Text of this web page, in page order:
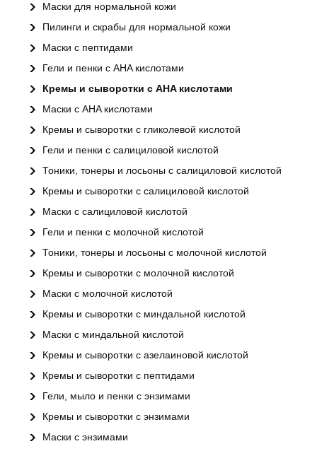
Маски для нормальной кожи
Пилинги и скрабы для нормальной кожи
Маски с пептидами
Гели и пенки с AHA кислотами
Кремы и сыворотки с AHA кислотами
Маски с AHA кислотами
Кремы и сыворотки с гликолевой кислотой
Гели и пенки с салициловой кислотой
Тоники, тонеры и лосьоны с салициловой кислотой
Кремы и сыворотки с салициловой кислотой
Маски с салициловой кислотой
Гели и пенки с молочной кислотой
Тоники, тонеры и лосьоны с молочной кислотой
Кремы и сыворотки с молочной кислотой
Маски с молочной кислотой
Кремы и сыворотки с миндальной кислотой
Маски с миндальной кислотой
Кремы и сыворотки с азелаиновой кислотой
Кремы и сыворотки с пептидами
Гели, мыло и пенки с энзимами
Кремы и сыворотки с энзимами
Маски с энзимами